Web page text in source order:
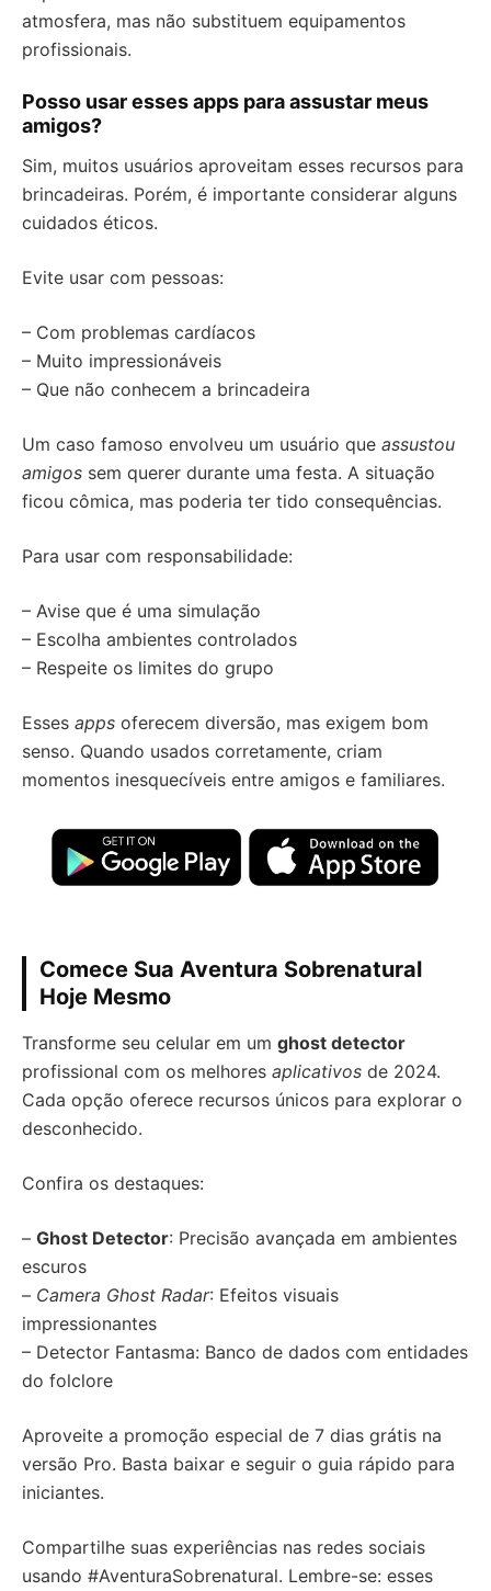
atmosfera, mas não substituem equipamentos
profissionais.
Posso usar esses apps para assustar meus
amigos?
Sim, muitos usuários aproveitam esses recursos para
brincadeiras. Porém, é importante considerar alguns
cuidados éticos.
Evite usar com pessoas:
– Com problemas cardíacos
– Muito impressionáveis
– Que não conhecem a brincadeira
Um caso famoso envolveu um usuário que assustou
amigos sem querer durante uma festa. A situação
ficou cômica, mas poderia ter tido consequências.
Para usar com responsabilidade:
– Avise que é uma simulação
– Escolha ambientes controlados
– Respeite os limites do grupo
Esses apps oferecem diversão, mas exigem bom
senso. Quando usados corretamente, criam
momentos inesquecíveis entre amigos e familiares.
Comece Sua Aventura Sobrenatural
Hoje Mesmo
Transforme seu celular em um ghost detector
profissional com os melhores aplicativos de 2024.
Cada opção oferece recursos únicos para explorar o
desconhecido.
Confira os destaques:
– Ghost Detector: Precisão avançada em ambientes
escuros
– Camera Ghost Radar: Efeitos visuais
impressionantes
– Detector Fantasma: Banco de dados com entidades
do folclore
Aproveite a promoção especial de 7 dias grátis na
versão Pro. Basta baixar e seguir o guia rápido para
iniciantes.
Compartilhe suas experiências nas redes sociais
usando #AventuraSobrenatural. Lembre-se: esses